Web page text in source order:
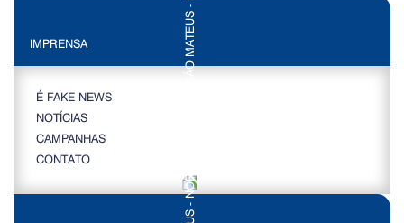
IMPRENSA
É FAKE NEWS
NOTÍCIAS
CAMPANHAS
CONTATO